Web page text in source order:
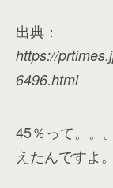
出典：
https://
6496.html
45％って。。
えたんですよ。